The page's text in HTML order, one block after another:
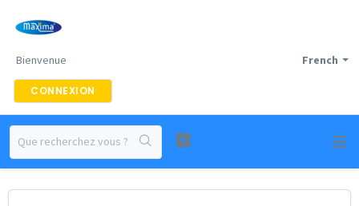
French
Bienvenue
CONNEXION